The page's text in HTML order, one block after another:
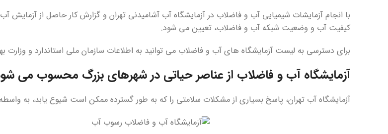
با انجام آزمایشات شیمیایی آب و فاضلاب در آزمایشگاه آب آشامیدنی تهران و گزارش کار حاصل از آزمایش
کیفیت آب و وضعیت شبکه آب و فاضلاب، تعیین می شود.
برای دسترسی به لیست آزمایشگاه های آب و فاضلاب می توانید به اطلاعات سازمان ملی استاندارد و وزارت
آزمایشگاه آب و فاضلاب از عناصر حیاتی در شهرهای بزرگ محسوب می
آزمایشگاه آب تهران، پاسخ بسیاری از مشکلات سلامتی را که به طور گسترده ممکن است شیوع یابد، به